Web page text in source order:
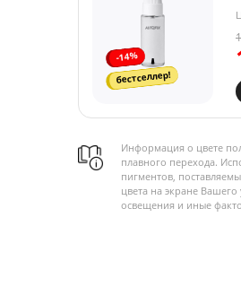
-14%
бестселлер!
Информация о цвете
плавного перехода.
пигментов,
цвета на экране Вашего
освещения и иные